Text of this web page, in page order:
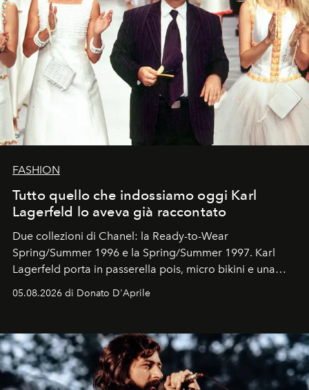
FASHION
Tutto quello che indossiamo oggi Karl
Lagerfeld lo aveva già raccontato
Due collezioni di Chanel: la Ready-to-Wear
Spring/Summer 1996 e la Spring/Summer 1997. Karl
Lagerfeld porta in passerella pois, micro bikini e una
logomania pensata per la spiaggia
Kate, Claudia e Carla una dietro l'altra. Trent'anni dopo,
uno dei documenti più contemporanei che abbiamo.
05.08.2026 di Donato D'Aprile